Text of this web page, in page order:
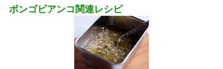
ボンゴビアンコ関連レシピ